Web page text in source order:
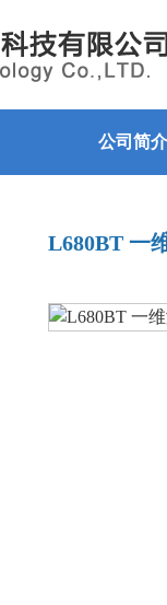
公司简介
L680BT 一